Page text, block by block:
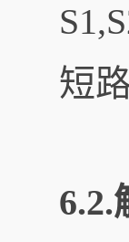
短
6.2.